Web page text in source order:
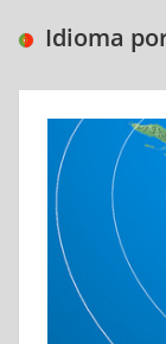
Idioma